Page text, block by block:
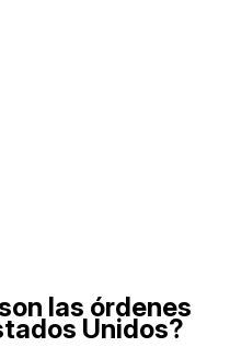
las órdenes
Unidos?